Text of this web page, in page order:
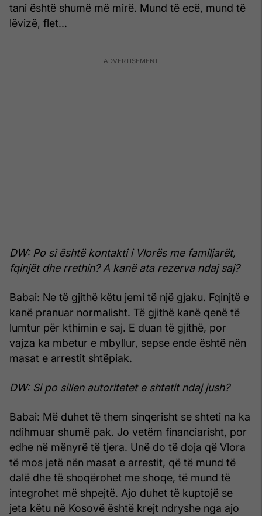
tani është shumë më mirë. Mund të ecë, mund të
lëvizë, flet...
DW: Po si është kontakti i Vlorës me familjarët,
fqinjët dhe rrethin? A kanë ata rezerva ndaj saj?
Babai: Ne të gjithë këtu jemi të një gjaku. Fqinjtë e
kanë pranuar normalisht. Të gjithë kanë qenë të
lumtur për kthimin e saj. E duan të gjithë, por
vajza ka mbetur e mbyllur, sepse ende është nën
masat e arrestit shtëpiak.
DW: Si po sillen autoritetet e shtetit ndaj jush?
Babai: Më duhet të them sinqerisht se shteti na ka
ndihmuar shumë pak. Jo vetëm financiarisht, por
edhe në mënyrë të tjera. Unë do të doja që Vlora
të mos jetë nën masat e arrestit, që të mund të
dalë dhe të shoqërohet me shoqe, të mund të
integrohet më shpejtë. Ajo duhet të kuptojë se
jeta këtu në Kosovë është krejt ndryshe nga ajo